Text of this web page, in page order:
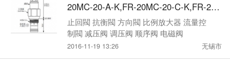
20MC-20-A-K,FR-20MC-20-C-K,FR-20
MC-20-A-T,FR-20MC-20-C-T,winner流
量控制
止回閥 抗衡閥 方向閥 比例放大器 流量控
制閥 减压阀 调压阀 顺序阀 电磁阀
2016-11-19 13:26 无锡市